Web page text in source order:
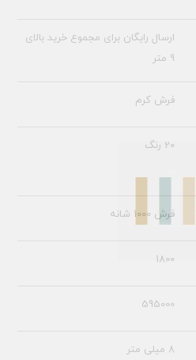
ارسال رایگان برای مجموع خرید بالای
9 متر
فرش کرم
20 رنگ
فرش 1000 شانه
1800
595000
8 میلی متر